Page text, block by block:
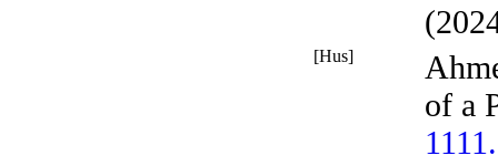
[Hus]
of a